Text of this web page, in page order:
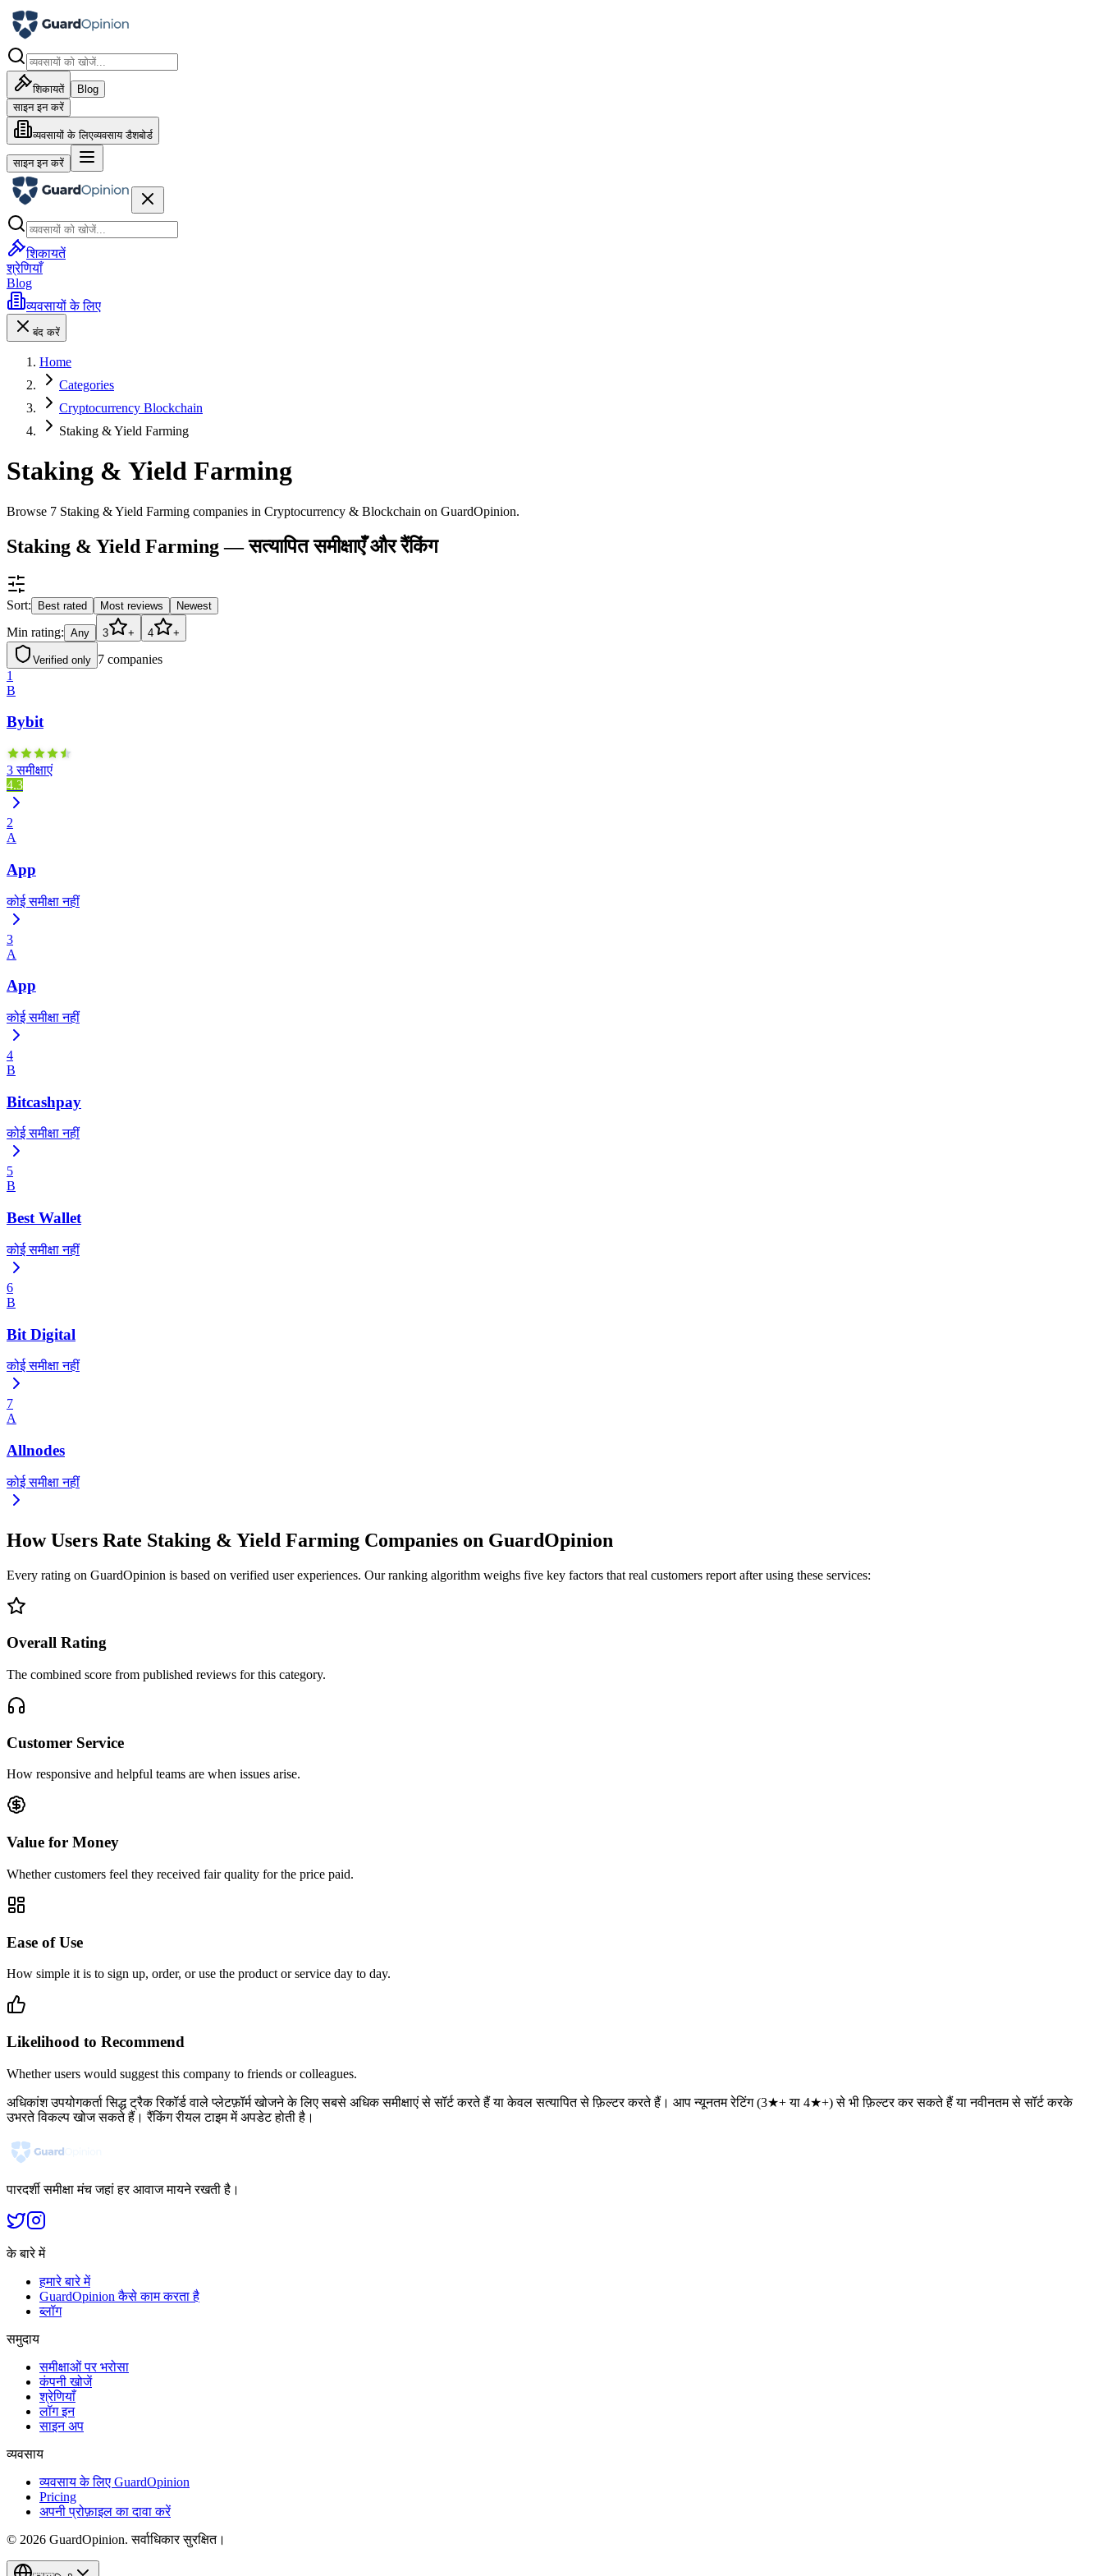
शिकायतें
Blog
साइन इन करें
व्यवसायों के लिएव्यवसाय डैशबोर्ड
साइन इन करें
शिकायतें
श्रेणियाँ
Blog
व्यवसायों के लिए
बंद करें
Home
Categories
Cryptocurrency Blockchain
Staking & Yield Farming
Staking & Yield Farming
Browse 7 Staking & Yield Farming companies in Cryptocurrency & Blockchain on GuardOpinion.
Staking & Yield Farming — सत्यापित समीक्षाएँ और रैंकिंग
Sort: Best rated Most reviews Newest
Min rating: Any 3 + 4 +
Verified only 7 companies
1
B
Bybit
3 समीक्षाएं
4.3
2
A
App
कोई समीक्षा नहीं
3
A
App
कोई समीक्षा नहीं
4
B
Bitcashpay
कोई समीक्षा नहीं
5
B
Best Wallet
कोई समीक्षा नहीं
6
B
Bit Digital
कोई समीक्षा नहीं
7
A
Allnodes
कोई समीक्षा नहीं
How Users Rate Staking & Yield Farming Companies on GuardOpinion
Every rating on GuardOpinion is based on verified user experiences. Our ranking algorithm weighs five key factors that real customers report after using these services:
Overall Rating
The combined score from published reviews for this category.
Customer Service
How responsive and helpful teams are when issues arise.
Value for Money
Whether customers feel they received fair quality for the price paid.
Ease of Use
How simple it is to sign up, order, or use the product or service day to day.
Likelihood to Recommend
Whether users would suggest this company to friends or colleagues.
अधिकांश उपयोगकर्ता सिद्ध ट्रैक रिकॉर्ड वाले प्लेटफ़ॉर्म खोजने के लिए सबसे अधिक समीक्षाएं से सॉर्ट करते हैं या केवल सत्यापित से फ़िल्टर करते हैं। आप न्यूनतम रेटिंग (3★+ या 4★+) से भी फ़िल्टर कर सकते हैं या नवीनतम से सॉर्ट करके
उभरते विकल्प खोज सकते हैं। रैंकिंग रीयल टाइम में अपडेट होती है।
पारदर्शी समीक्षा मंच जहां हर आवाज मायने रखती है।
के बारे में
हमारे बारे में
GuardOpinion कैसे काम करता है
ब्लॉग
समुदाय
समीक्षाओं पर भरोसा
कंपनी खोजें
श्रेणियाँ
लॉग इन
साइन अप
व्यवसाय
व्यवसाय के लिए GuardOpinion
Pricing
अपनी प्रोफ़ाइल का दावा करें
© 2026 GuardOpinion.सर्वाधिकार सुरक्षित।